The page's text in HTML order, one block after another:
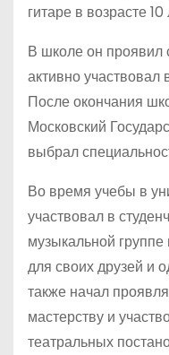
гитаре в возрасте 10
В школе он проявил
активно
После окончания
Московский
выбрал
Во время учебы в
участвовал в
музыкальной
для своих друзей и
также начал
мастерству и
театральных